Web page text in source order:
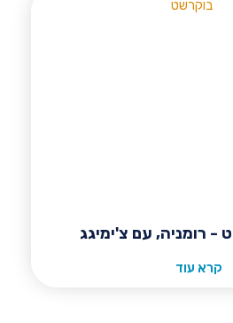
- רומניה, עם צ'ימיגג
קרא עוד